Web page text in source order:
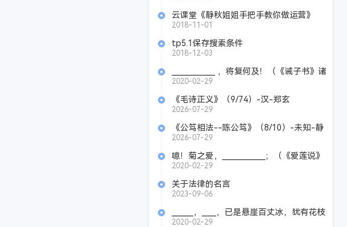
云课堂《静秋姐姐手把手教你做运营》
2018-11-01
tp5.1保存搜索条件
2018-12-03
____________ ，将复何及！（《诫子书》诸
葛亮）
2020-02-29
《毛诗正义》（9/74）-汉-郑玄
2026-07-29
《公笃相法--陈公笃》（8/10）-未知-静
道
2026-07-29
噫！菊之爱，____________；（《爱莲说》
周敦颐）
2020-02-29
关于法律的名言
2023-09-06
______，____，已是悬崖百丈冰，犹有花枝
俏。。（《卜算子·咏梅》毛泽东）
2020-02-29